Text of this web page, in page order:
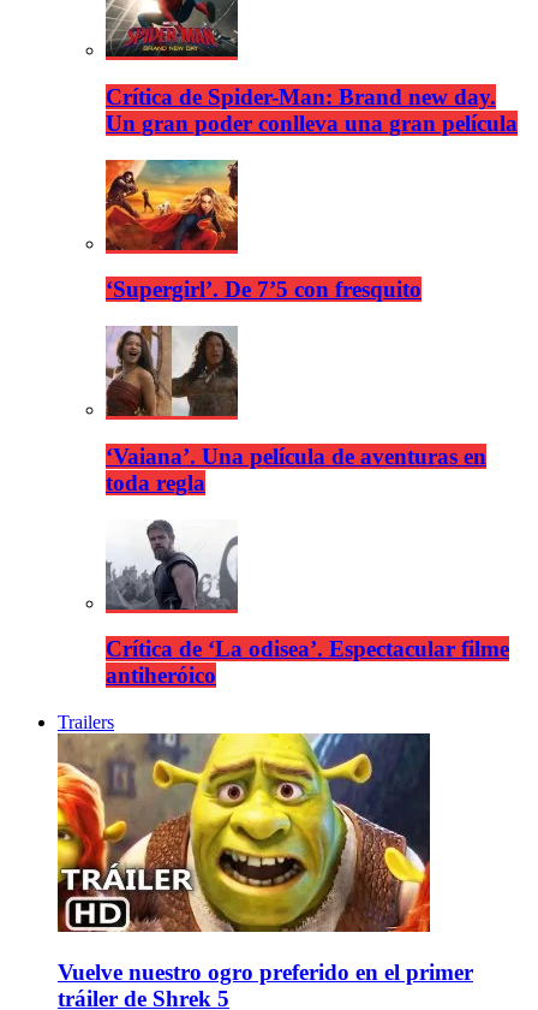
Crítica de Spider-Man: Brand new day.
Un gran poder conlleva una gran película
‘Supergirl’. De 7’5 con fresquito
‘Vaiana’. Una película de aventuras en
toda regla
Crítica de ‘La odisea’. Espectacular filme
antiheróico
Trailers
Vuelve nuestro ogro preferido en el primer
tráiler de Shrek 5